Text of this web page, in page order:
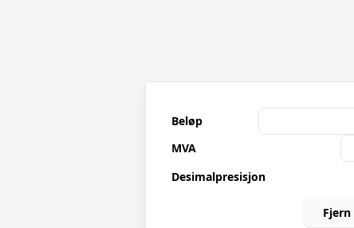
Beløp
MVA
Desimalpresisjon
Fjern